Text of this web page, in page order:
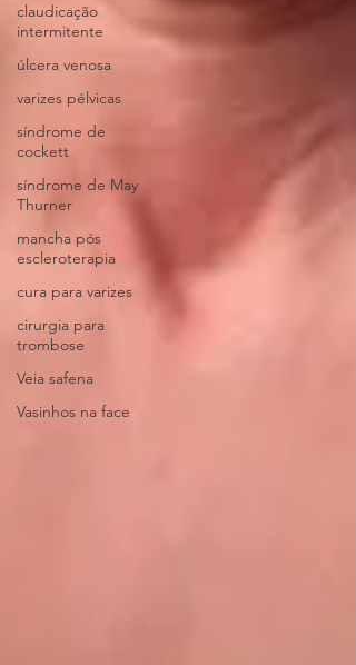
claudicação
intermitente
úlcera venosa
varizes pélvicas
síndrome de
cockett
síndrome de May
Thurner
mancha pós
escleroterapia
cura para varizes
cirurgia para
trombose
Veia safena
Vasinhos na face